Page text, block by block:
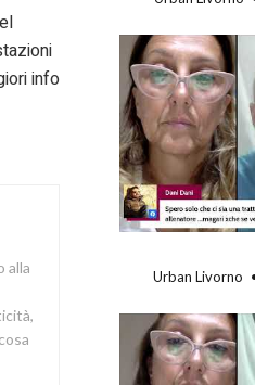
info
alla
...
Urban Livorno